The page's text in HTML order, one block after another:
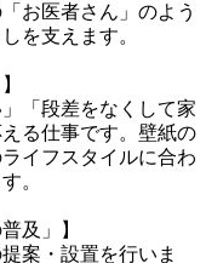
お医者さん」のよう
を支えます。
「段差をなくして家
る仕事です。壁紙の
イフスタイルに合わ
。
及」】
案・設置を行いま